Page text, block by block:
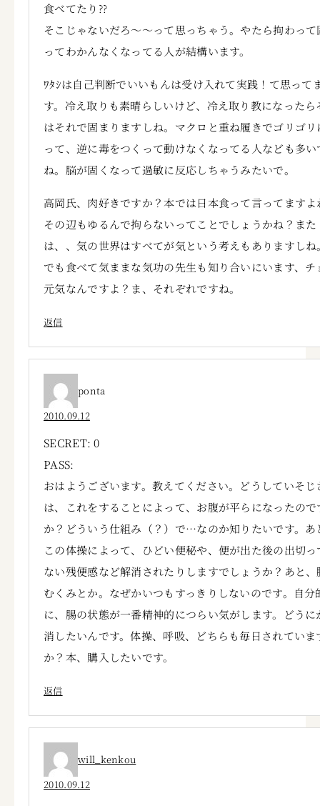
食べてたり??
そこじゃないだろ～～って思っちゃう。やたら拘わって
ってわかんなくなってる人が結構います。
ﾜﾀｼは自己判断でいいもんは受け入れて実践！て思って
す。冷え取りも素晴らしいけど、冷え取り教になったら
はそれで固まりますしね。マクロと重ね履きでゴリゴリ
って、逆に毒をつくって動けなくなってる人なども多い
ね。脳が固くなって過敏に反応しちゃうみたいで。
高岡氏、肉好きですか？本では日本食って言ってますよ
その辺もゆるんで拘らないってことでしょうかね？また
は、、気の世界はすべてが気という考えもありますしね
でも食べて気ままな気功の先生も知り合いにいます、チ
元気なんですよ？ま、それぞれですね。
返信
ponta
2010.09.12
SECRET: 0
PASS:
おはようございます。教えてください。どうしていそじ
は、これをすることによって、お腹が平らになったので
か？どういう仕組み（？）で…なのか知りたいです。
この体操によって、ひどい便秘や、便が出た後の出切っ
ない残便感など解消されたりしますでしょうか？あと、
むくみとか。なぜかいつもすっきりしないのです。自分
に、腸の状態が一番精神的につらい気がします。どうに
消したいんです。体操、呼吸、どちらも毎日されていま
か？本、購入したいです。
返信
will_kenkou
2010.09.12